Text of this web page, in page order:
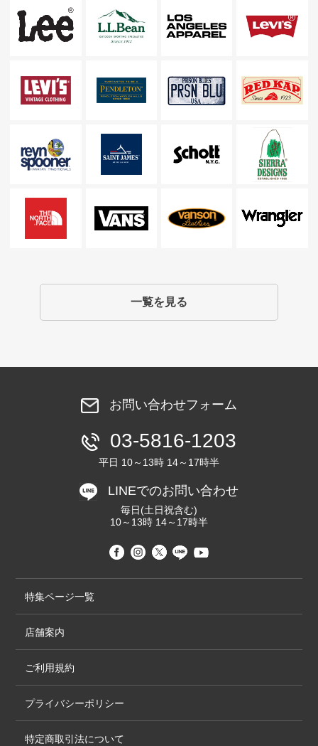
一覧を見る
お問い合わせフォーム
03-5816-1203
平日 10～13時 14～17時半
LINEでのお問い合わせ
毎日(土日祝含む)
10～13時 14～17時半
特集ページ一覧
店舗案内
ご利用規約
プライバシーポリシー
特定商取引法について